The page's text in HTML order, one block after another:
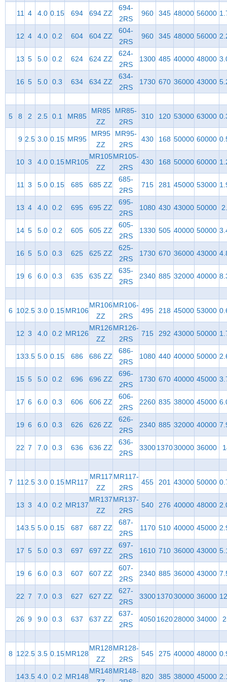
11 4 4.0 0.15 694 694 ZZ
694-
2RS
960 345 48000 56000
12 4 4.0 0.2 604 604 ZZ
604-
2RS
960 345 48000 56000
13 5 5.0 0.2 624 624 ZZ
624-
2RS
1300 485 40000 48000
16 5 5.0 0.3 634 634 ZZ
634-
2RS
1730 670 36000 43000
5 8 2 2.5 0.1 MR85
MR85
ZZ
MR85-
2RS
310 120 53000 63000
9 2.5 3.0 0.15 MR95
MR95
ZZ
MR95-
2RS
430 168 50000 60000
10 3 4.0 0.15MR105
MR105
ZZ
MR105-
2RS
430 168 50000 60000
11 3 5.0 0.15 685 685 ZZ
685-
2RS
715 281 45000 53000
13 4 4.0 0.2 695 695 ZZ
695-
2RS
1080 430 43000 50000
14 5 5.0 0.2 605 605 ZZ
605-
2RS
1330 505 40000 50000
16 5 5.0 0.3 625 625 ZZ
625-
2RS
1730 670 36000 43000
19 6 6.0 0.3 635 635 ZZ
635-
2RS
2340 885 32000 40000
6 102.5 3.0 0.15MR106
MR106
ZZ
MR106-
2RS
495 218 45000 53000
12 3 4.0 0.2 MR126
MR126
ZZ
MR126-
2RS
715 292 43000 50000
133.5 5.0 0.15 686 686 ZZ
686-
2RS
1080 440 40000 50000
15 5 5.0 0.2 696 696 ZZ
696-
2RS
1730 670 40000 45000
17 6 6.0 0.3 606 606 ZZ
606-
2RS
2260 835 38000 45000
19 6 6.0 0.3 626 626 ZZ
626-
2RS
2340 885 32000 40000
22 7 7.0 0.3 636 636 ZZ
636-
2RS
3300137030000 36000
7 11 2.5 3.0 0.15MR117
MR117
ZZ
MR117-
2RS
455 201 43000 50000
13 3 4.0 0.2 MR137
MR137
ZZ
MR137-
2RS
540 276 40000 48000
143.5 5.0 0.15 687 687 ZZ
687-
2RS
1170 510 40000 45000
17 5 5.0 0.3 697 697 ZZ
697-
2RS
1610 710 36000 43000
19 6 6.0 0.3 607 607 ZZ
607-
2RS
2340 885 36000 43000
22 7 7.0 0.3 627 627 ZZ
627-
2RS
3300137030000 36000
26 9 9.0 0.3 637 637 ZZ
637-
2RS
4050162028000 34000
8 122.5 3.5 0.15MR128
MR128
ZZ
MR128-
2RS
545 275 40000 48000
143.5 4.0 0.2 MR148
MR148MR148-
820 385 38000 45000